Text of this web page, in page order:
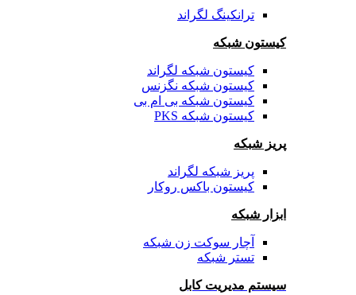
ترانکینگ لگراند
کیستون شبکه
کیستون شبکه لگراند
کیستون شبکه نگزنس
کیستون شبکه بی ام بی
کیستون شبکه PKS
پریز شبکه
پریز شبکه لگراند
کیستون باکس روکار
ابزار شبکه
آچار سوکت زن شبکه
تستر شبکه
سیستم مدیریت کابل